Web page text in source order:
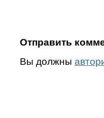
Отправить
Вы должны